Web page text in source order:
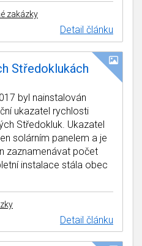
zakázky
Detail článku
Středoklukách
byl nainstalován
ukazatel rychlosti
Středokluk. Ukazatel
solárním panelem a je
zaznamenávat počet
instalace stála obec
Detail článku